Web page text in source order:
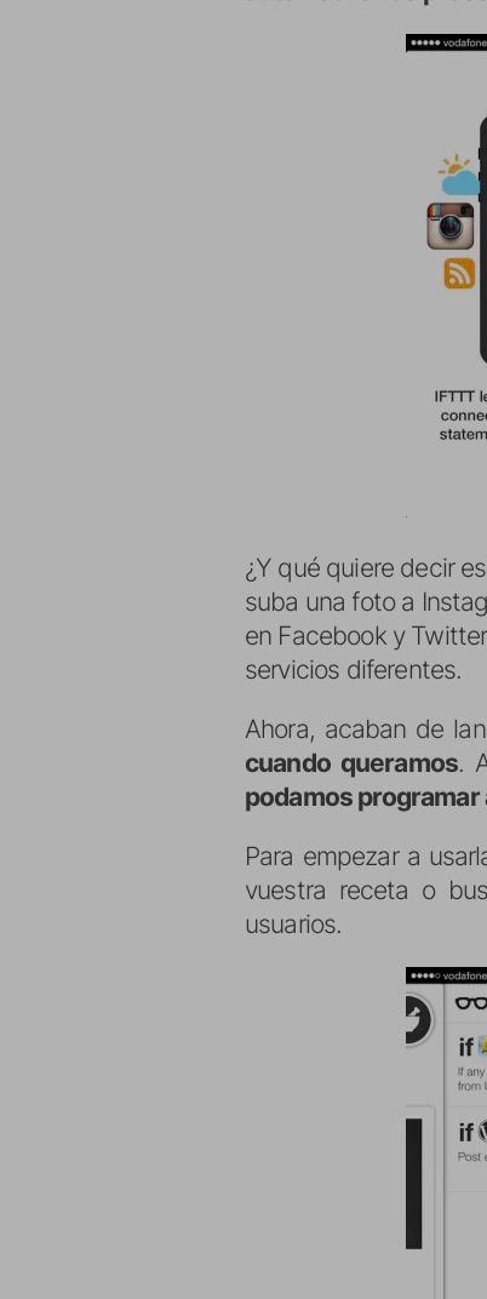
¿Y qué quiere decir
suba una foto a
en Facebook y
servicios diferentes.
Ahora, acaban de
cuando queramos.
podamos
Para empezar a
vuestra receta o
usuarios.